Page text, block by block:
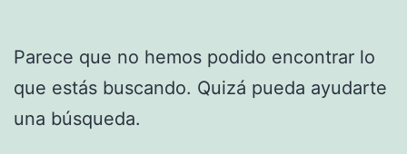
Parece que no hemos podido encontrar lo
que estás buscando. Quizá pueda ayudarte
una búsqueda.